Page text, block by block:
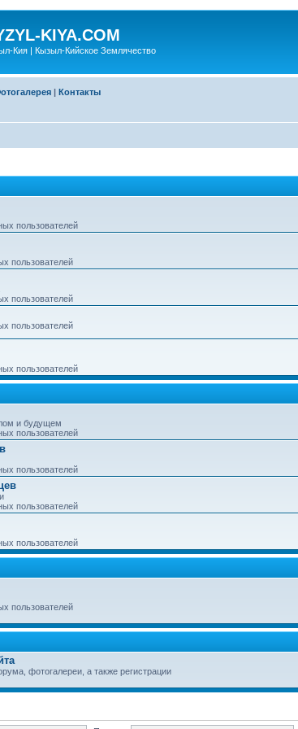
KIYA.COM
Кия | Кызыл-Кийское Землячество
| Контакты
пользователей
пользователей
пользователей
пользователей
пользователей
и будущем
пользователей
пользователей
пользователей
пользователей
пользователей
фотогалереи, а также регистрации